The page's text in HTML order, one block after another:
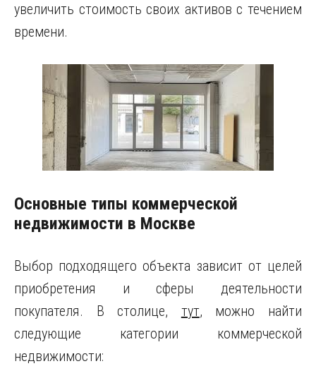
увеличить стоимость своих активов с течением
времени.
Основные типы коммерческой
недвижимости в Москве
Выбор подходящего объекта зависит от целей
приобретения и сферы деятельности
покупателя. В столице, тут, можно найти
следующие категории коммерческой
недвижимости: